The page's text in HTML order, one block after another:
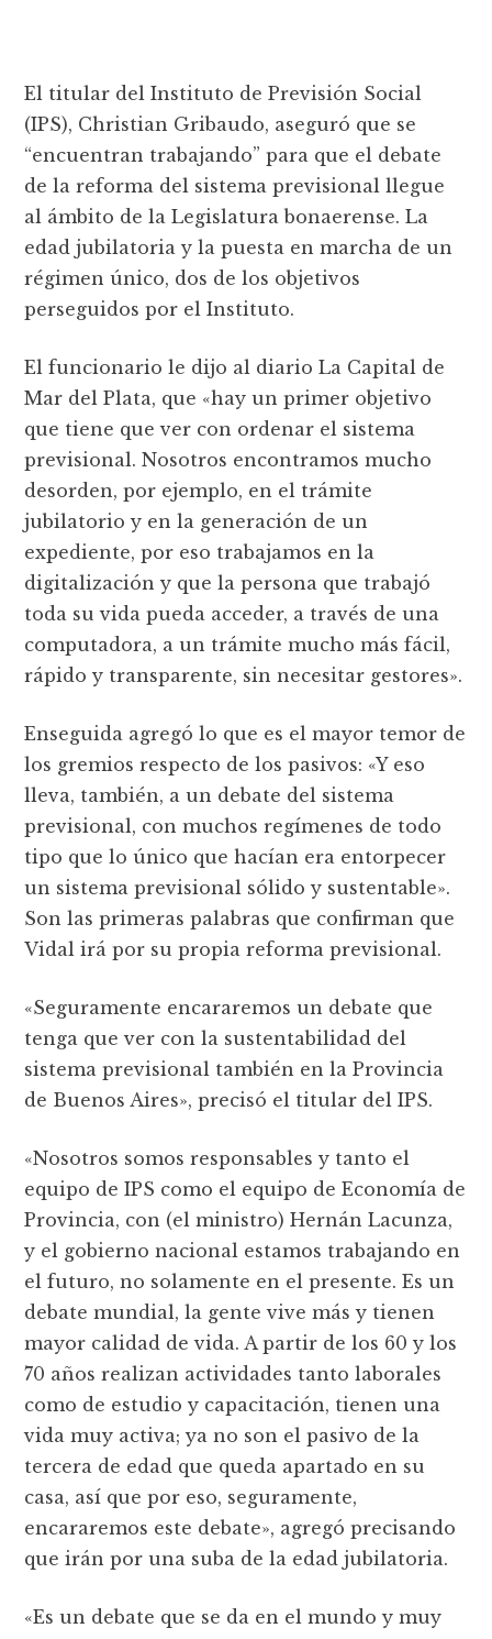
El titular del Instituto de Previsión Social
(IPS), Christian Gribaudo, aseguró que se
“encuentran trabajando” para que el debate
de la reforma del sistema previsional llegue
al ámbito de la Legislatura bonaerense. La
edad jubilatoria y la puesta en marcha de un
régimen único, dos de los objetivos
perseguidos por el Instituto.
El funcionario le dijo al diario La Capital de
Mar del Plata, que «hay un primer objetivo
que tiene que ver con ordenar el sistema
previsional. Nosotros encontramos mucho
desorden, por ejemplo, en el trámite
jubilatorio y en la generación de un
expediente, por eso trabajamos en la
digitalización y que la persona que trabajó
toda su vida pueda acceder, a través de una
computadora, a un trámite mucho más fácil,
rápido y transparente, sin necesitar gestores».
Enseguida agregó lo que es el mayor temor de
los gremios respecto de los pasivos: «Y eso
lleva, también, a un debate del sistema
previsional, con muchos regímenes de todo
tipo que lo único que hacían era entorpecer
un sistema previsional sólido y sustentable».
Son las primeras palabras que confirman que
Vidal irá por su propia reforma previsional.
«Seguramente encararemos un debate que
tenga que ver con la sustentabilidad del
sistema previsional también en la Provincia
de Buenos Aires», precisó el titular del IPS.
«Nosotros somos responsables y tanto el
equipo de IPS como el equipo de Economía de
Provincia, con (el ministro) Hernán Lacunza,
y el gobierno nacional estamos trabajando en
el futuro, no solamente en el presente. Es un
debate mundial, la gente vive más y tienen
mayor calidad de vida. A partir de los 60 y los
70 años realizan actividades tanto laborales
como de estudio y capacitación, tienen una
vida muy activa; ya no son el pasivo de la
tercera de edad que queda apartado en su
casa, así que por eso, seguramente,
encararemos este debate», agregó precisando
que irán por una suba de la edad jubilatoria.
«Es un debate que se da en el mundo y muy